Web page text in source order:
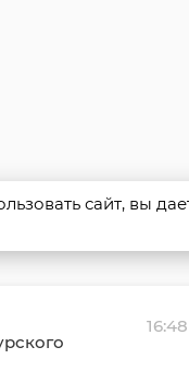
16:48
сайт, вы